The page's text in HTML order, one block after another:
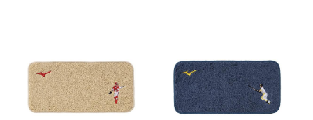
コラボ／ライセンス